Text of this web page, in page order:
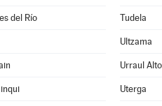
del Río Tudela
Ultzama
Urraul Alto
Uterga